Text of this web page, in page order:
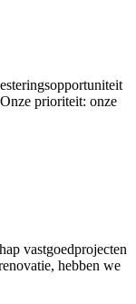
prioriteit: onze
vastgoedprojecten
hebben we